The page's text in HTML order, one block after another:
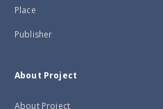
Place
Publisher
About Project
About Project